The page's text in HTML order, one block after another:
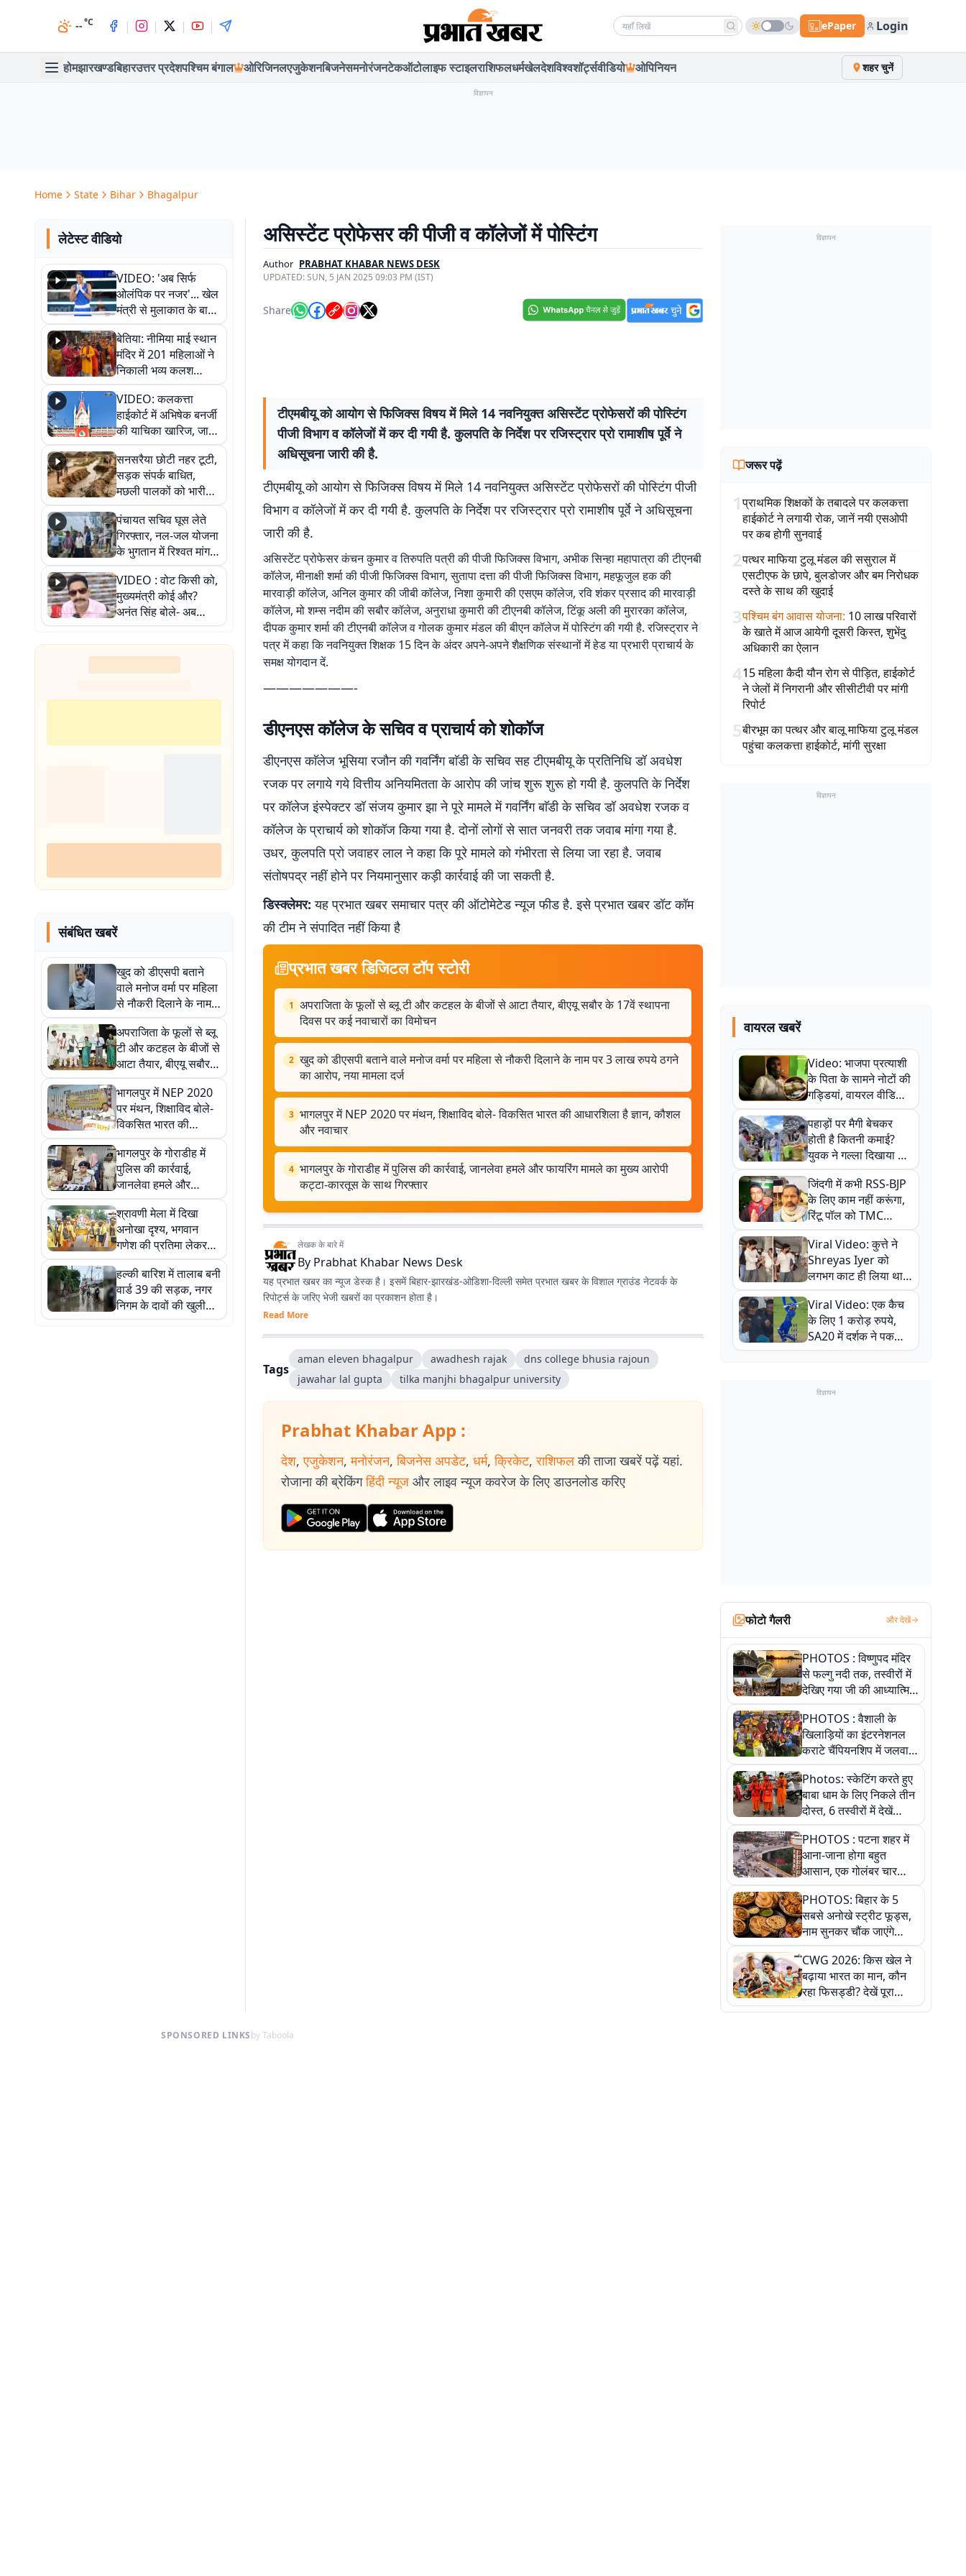
--°C | | | | Search news ePaper Login
होमझारखण्डबिहारउत्तर प्रदेशपश्चिम बंगाल ओरिजिनलएजुकेशनबिजनेसमनोरंजनटेकऑटोलाइफ स्टाइलराशिफलधर्मखेलदेशविश्वशॉर्ट्सवीडियो ओपिनियन शहर चुनें
विज्ञापन
Home State Bihar Bhagalpur
लेटेस्ट वीडियो
VIDEO: 'अब सिर्फ
ओलंपिक पर नजर'... खेल
मंत्री से मुलाकात के बाद
जैसमीन लंबोरिया का बड़ा
बयान
बेतिया: नीमिया माई स्थान
मंदिर में 201 महिलाओं ने
निकाली भव्य कलश
शोभायात्रा, शिवलिंग
प्राण-प्रतिष्ठा महोत्सव
शुरू
VIDEO: कलकत्ता
हाईकोर्ट में अभिषेक बनर्जी
की याचिका खारिज, जानें
क्या है पूरा मामला
सनसरैया छोटी नहर टूटी,
सड़क संपर्क बाधित,
मछली पालकों को भारी
नुकसान
पंचायत सचिव घूस लेते
गिरफ्तार, नल-जल योजना
के भुगतान में रिश्वत मांगना
पड़ा भारी
VIDEO : वोट किसी को,
मुख्यमंत्री कोई और?
अनंत सिंह बोले- अब
जनता हर चुनाव में देगी
जवाब
संबंधित खबरें
खुद को डीएसपी बताने
वाले मनोज वर्मा पर महिला
से नौकरी दिलाने के नाम
पर 3 लाख रुपये ठगने का
आरोप, नया मामला दर्ज
अपराजिता के फूलों से ब्लू
टी और कटहल के बीजों से
आटा तैयार, बीएयू सबौर
के 17वें स्थापना दिवस पर
कई नवाचारों का विमोचन
भागलपुर में NEP 2020
पर मंथन, शिक्षाविद बोले-
विकसित भारत की
आधारशिला है ज्ञान,
कौशल और नवाचार
भागलपुर के गोराडीह में
पुलिस की कार्रवाई,
जानलेवा हमले और
फायरिंग मामले का मुख्य
आरोपी कट्टा-कारतूस के
साथ गिरफ्तार
श्रावणी मेला में दिखा
अनोखा दृश्य, भगवान
गणेश की प्रतिमा लेकर
अजगैबीनाथ धाम पहुंचे
गाजीपुर के कांवरिए
हल्की बारिश में तालाब बनी
वार्ड 39 की सड़क, नगर
निगम के दावों की खुली
पोल
असिस्टेंट प्रोफेसर की पीजी व कॉलेजों में पोस्टिंग
Author PRABHAT KHABAR NEWS DESK
UPDATED:SUN, 5 JAN 2025 09:03 PM (IST)
Share
टीएमबीयू को आयोग से फिजिक्स विषय में मिले 14 नवनियुक्त असिस्टेंट प्रोफेसरों की पोस्टिंग
पीजी विभाग व कॉलेजों में कर दी गयी है. कुलपति के निर्देश पर रजिस्ट्रार प्रो रामाशीष पूर्वे ने
अधिसूचना जारी की है.
टीएमबीयू को आयोग से फिजिक्स विषय में मिले 14 नवनियुक्त असिस्टेंट प्रोफेसरों की पोस्टिंग पीजी
विभाग व कॉलेजों में कर दी गयी है. कुलपति के निर्देश पर रजिस्ट्रार प्रो रामाशीष पूर्वे ने अधिसूचना
जारी की है.
असिस्टेंट प्रोफेसर कंचन कुमार व तिरुपति पत्री की पीजी फिजिक्स विभाग, अभीक सिन्हा महापात्रा की टीएनबी
कॉलेज, मीनाक्षी शर्मा की पीजी फिजिक्स विभाग, सुतापा दत्ता की पीजी फिजिक्स विभाग, महफूजुल हक की
मारवाड़ी कॉलेज, अनिल कुमार की जीबी कॉलेज, निशा कुमारी की एसएम कॉलेज, रवि शंकर प्रसाद की मारवाड़ी
कॉलेज, मो शम्स नदीम की सबौर कॉलेज, अनुराधा कुमारी की टीएनबी कॉलेज, टिंकू अली की मुरारका कॉलेज,
दीपक कुमार शर्मा की टीएनबी कॉलेज व गोलक कुमार मंडल की बीएन कॉलेज में पोस्टिंग की गयी है. रजिस्ट्रार ने
पत्र में कहा कि नवनियुक्त शिक्षक 15 दिन के अंदर अपने-अपने शैक्षणिक संस्थानों में हेड या प्रभारी प्राचार्य के
समक्ष योगदान दें.
———————-
डीएनएस कॉलेज के सचिव व प्राचार्य को शोकॉज
डीएनएस काॅलेज भूसिया रजाैन की गवर्निंग बाॅडी के सचिव सह टीएमबीयू के प्रतिनिधि डॉ अवधेश
रजक पर लगाये गये वित्तीय अनियमितता के आरोप की जांच शुरू शुरू हो गयी है. कुलपति के निर्देश
पर कॉलेज इंस्पेक्टर डॉ संजय कुमार झा ने पूरे मामले में गवर्निंग बाॅडी के सचिव डॉ अवधेश रजक व
कॉलेज के प्राचार्य को शोकॉज किया गया है. दोनों लोगों से सात जनवरी तक जवाब मांगा गया है.
उधर, कुलपति प्रो जवाहर लाल ने कहा कि पूरे मामले को गंभीरता से लिया जा रहा है. जवाब
संतोषपद्र नहीं होने पर नियमानुसार कड़ी कार्रवाई की जा सकती है.
डिस्क्लेमर: यह प्रभात खबर समाचार पत्र की ऑटोमेटेड न्यूज फीड है. इसे प्रभात खबर डॉट कॉम
की टीम ने संपादित नहीं किया है
प्रभात खबर डिजिटल टॉप स्टोरी
1 अपराजिता के फूलों से ब्लू टी और कटहल के बीजों से आटा तैयार, बीएयू सबौर के 17वें स्थापना
दिवस पर कई नवाचारों का विमोचन
2 खुद को डीएसपी बताने वाले मनोज वर्मा पर महिला से नौकरी दिलाने के नाम पर 3 लाख रुपये ठगने
का आरोप, नया मामला दर्ज
3 भागलपुर में NEP 2020 पर मंथन, शिक्षाविद बोले- विकसित भारत की आधारशिला है ज्ञान, कौशल
और नवाचार
4 भागलपुर के गोराडीह में पुलिस की कार्रवाई, जानलेवा हमले और फायरिंग मामले का मुख्य आरोपी
कट्टा-कारतूस के साथ गिरफ्तार
लेखक के बारे में
By Prabhat Khabar News Desk
यह प्रभात खबर का न्यूज डेस्क है। इसमें बिहार-झारखंड-ओडिशा-दिल्‍ली समेत प्रभात खबर के विशाल ग्राउंड नेटवर्क के
रिपोर्ट्स के जरिए भेजी खबरों का प्रकाशन होता है।
Read More
Tags
aman eleven bhagalpur awadhesh rajak
dns college bhusia rajoun
jawahar lal gupta
tilka manjhi bhagalpur university
Prabhat Khabar App :
देश, एजुकेशन, मनोरंजन, बिजनेस अपडेट, धर्म, क्रिकेट, राशिफल की ताजा खबरें पढ़ें यहां.
रोजाना की ब्रेकिंग हिंदी न्यूज और लाइव न्यूज कवरेज के लिए डाउनलोड करिए
विज्ञापन
जरूर पढ़ें
1प्राथमिक शिक्षकों के तबादले पर कलकत्ता
हाईकोर्ट ने लगायी रोक, जानें नयी एसओपी
पर कब होगी सुनवाई
2पत्थर माफिया टुलू मंडल की ससुराल में
एसटीएफ के छापे, बुलडोजर और बम निरोधक
दस्ते के साथ की खुदाई
3पश्चिम बंग आवास योजना: 10 लाख परिवारों
के खाते में आज आयेगी दूसरी किस्त, शुभेंदु
अधिकारी का ऐलान
415 महिला कैदी यौन रोग से पीड़ित, हाईकोर्ट
ने जेलों में निगरानी और सीसीटीवी पर मांगी
रिपोर्ट
5बीरभूम का पत्थर और बालू माफिया टुलू मंडल
पहुंचा कलकत्ता हाईकोर्ट, मांगी सुरक्षा
विज्ञापन
वायरल खबरें
Video: भाजपा प्रत्याशी
के पिता के सामने नोटों की
गड्डियां, वायरल वीडियो
से राजनीति में उबाल,
अजित महतो बोले- TMC
की गंदी चाल
पहाड़ों पर मैगी बेचकर
होती है कितनी कमाई?
युवक ने गल्ला दिखाया तो
नौकरी वालों के खड़े हो गए
कान
जिंदगी में कभी RSS-BJP
के लिए काम नहीं करूंगा,
रिंटू पॉल को TMC
ऑफिस में ले जाकर पीटा,
Video वायरल
Viral Video: कुत्ते ने
Shreyas Iyer को
लगभग काट ही लिया था,
न्यूजीलैंड सीरीज से पहले
बाल-बाल बचे
Viral Video: एक कैच
के लिए 1 करोड़ रुपये,
SA20 में दर्शक ने पकड़ा
एक हाथ से गजब का कैच
विज्ञापन
फोटो गैलरी और देखें
PHOTOS : विष्णुपद मंदिर
से फल्गु नदी तक, तस्वीरों में
देखिए गया जी की आध्यात्मिक
पहचान
PHOTOS : वैशाली के
खिलाड़ियों का इंटरनेशनल
कराटे चैंपियनशिप में जलवा,
जीते 9 पदक, पांच तस्वीर से
देखिए पूरा खेल
Photos: स्केटिंग करते हुए
बाबा धाम के लिए निकले तीन
दोस्त, 6 तस्वीरों में देखें
आस्था और जुनून की कहानी
PHOTOS : पटना शहर में
आना-जाना होगा बहुत
आसान, एक गोलंबर चार
फ्लाईओवर को जोड़ेगा
PHOTOS: बिहार के 5
सबसे अनोखे स्ट्रीट फूड्स,
नाम सुनकर चौंक जाएंगे
लेकिन स्वाद ऐसा कि बार-बार
खाने का करेगा मन
CWG 2026: किस खेल ने
बढ़ाया भारत का मान, कौन
रहा फिसड्डी? देखें पूरा
रिपोर्ट कार्ड
SPONSORED LINKSby Taboola